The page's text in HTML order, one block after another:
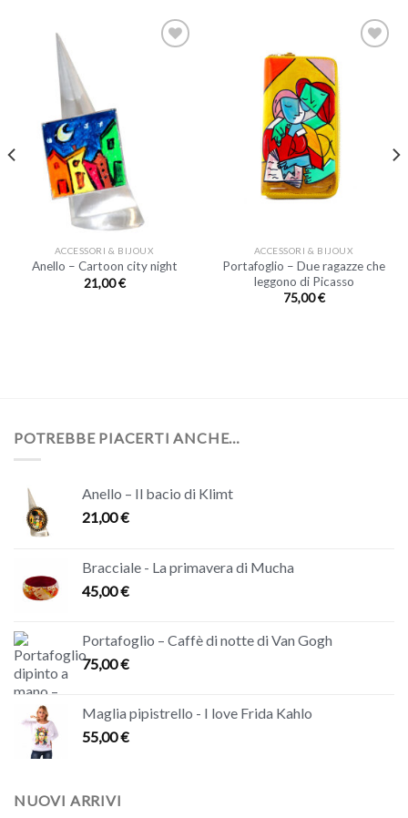
ACCESSORI & BIJOUX
Anello – Cartoon city night
21,00€
ACCESSORI & BIJOUX
Portafoglio – Due ragazze che
leggono di Picasso
75,00€
POTREBBE PIACERTI ANCHE…
Anello – Il bacio di Klimt
21,00€
Bracciale - La primavera di Mucha
45,00€
Portafoglio – Caffè di notte di Van Gogh
75,00€
Maglia pipistrello - I love Frida Kahlo
55,00€
NUOVI ARRIVI